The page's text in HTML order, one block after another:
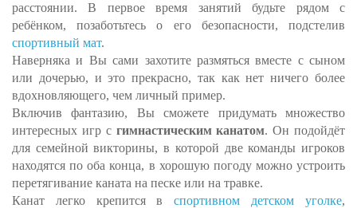
расстоянии. В первое время занятий будьте рядом с
ребёнком, позаботьтесь о его безопасности, подстелив
спортивный мат.
Наверняка и Вы сами захотите размяться вместе с сыном
или дочерью, и это прекрасно, так как нет ничего более
вдохновляющего, чем личный пример.
Включив фантазию, Вы сможете придумать множество
интересных игр с гимнастическим канатом. Он подойдёт
для семейной викторины, в которой две команды игроков
находятся по оба конца, в хорошую погоду можно устроить
перетягивание каната на песке или на травке.
Канат легко крепится вспортивном детском уголке,